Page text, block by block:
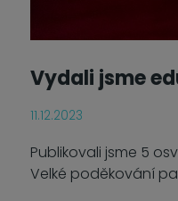
Vydali jsme
11.12.2023
Publikovali jsme 5
Velké poděkování